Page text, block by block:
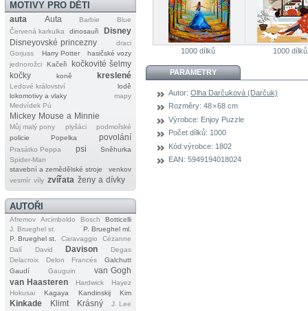
MOTIVY PRO DĚTI
auta Auta Barbie
Blue
Červená karkulka
dinosauři
Disney
Disneyovské princezny
draci
Gorjuss
Harry Potter
hasičské vozy
jednorožci
Kačeři
kočkovité šelmy
kočky
koně kreslené
Ledové království
lodě
lokomotivy a vlaky
mapy
Medvídek Pú
Mickey Mouse a Minnie
Můj malý pony plyšáci
podmořské
policie
Popelka povolání
Prasátko Peppa psi
Sněhurka
Spider‐Man
stavební a zemědělské stroje
venkov
vesmír víly zvířata ženy a dívky
AUTOŘI
Afremov Arcimboldo Bosch
Botticelli
J. Brueghel st.
P. Brueghel ml.
P. Brueghel st.
Caravaggio
Cézanne
Dalí
David Davison
Degas
Delacroix
Delon Francés
Galchutt
Gaudí
Gauguin
van Gogh
van Haasteren
Hardwick
Hayez
Hokusai
Kagaya Kandinskij Kim
Kinkade Klimt Krásný
J. Lee
1000 dílků 1000 dílků
PARAMETRY
Autor: Olha Darčuková (Darčuk)
Rozměry: 48 × 68 cm
Výrobce: Enjoy Puzzle
Počet dílků: 1000
Kód výrobce: 1802
EAN: 5949194018024